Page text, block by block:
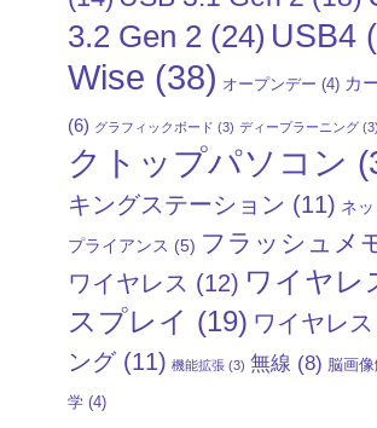
3.2 Gen 2 (24) USB4
Wise (38) オープンデー (4) カ
(6) グラフィックボード (3) ディープラーニング (3)
クトップパソコン
キングステーション (11) ネ
プライアンス (5) フラッシュメ
ワイヤレス (12) ワイヤレ
スプレイ (19) ワイヤレ
ング(11) 機能拡張 (3) 無線 (8) 脳画
学 (4)